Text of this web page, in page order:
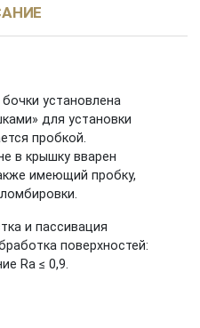
установлена
для установки
пробкой.
в крышку вварен
имеющий пробку,
и пассивация
поверхностей:
Ra ≤ 0,9.